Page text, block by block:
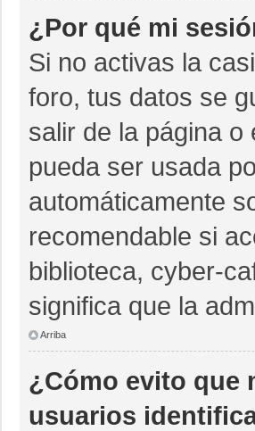
¿Por qué mi
Si no activas la
foro, tus datos se
salir de la página
pueda ser usada
automáticamente
recomendable si
biblioteca, cyber-
significa que la
Arriba
¿Cómo evito que
usuarios